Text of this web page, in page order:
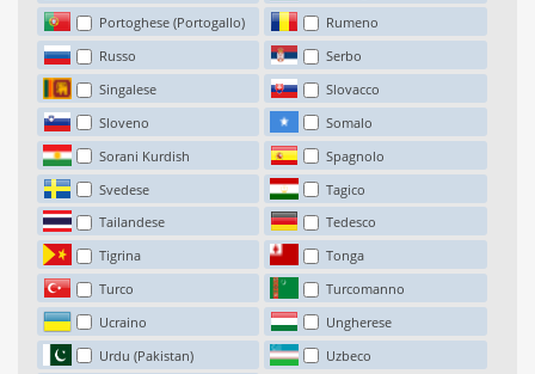
Portoghese (Portogallo)
Rumeno
Russo
Serbo
Singalese
Slovacco
Sloveno
Somalo
Sorani Kurdish
Spagnolo
Svedese
Tagico
Tailandese
Tedesco
Tigrina
Tonga
Turco
Turcomanno
Ucraino
Ungherese
Urdu (Pakistan)
Uzbeco